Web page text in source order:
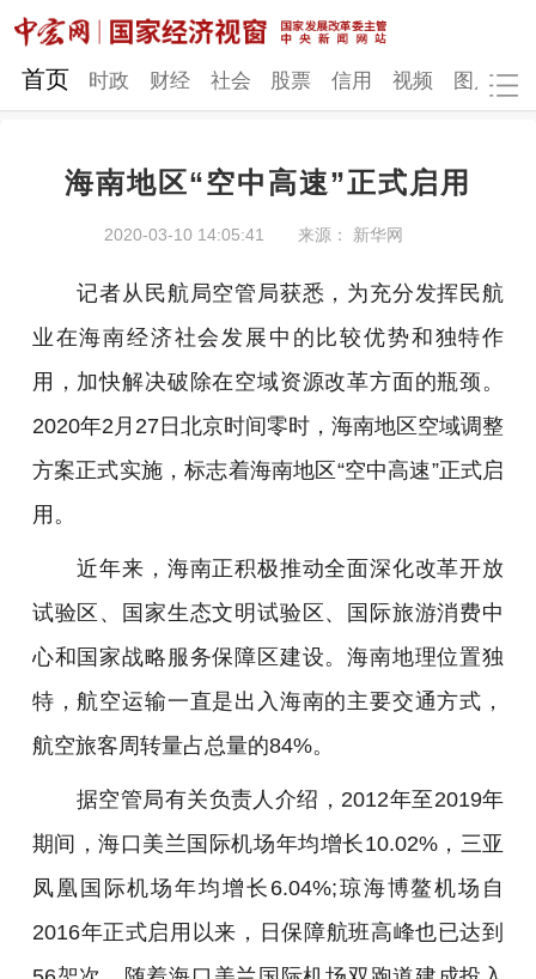
网站地图
地方发展
首页 时政 财经 社会 股票 信用 视频 图片
海南地区“空中高速”正式启用
2020-03-10 14:05:41 来源： 新华网
记者从民航局空管局获悉，为充分发挥民航
业在海南经济社会发展中的比较优势和独特作
用，加快解决破除在空域资源改革方面的瓶颈。
2020年2月27日北京时间零时，海南地区空域调整
方案正式实施，标志着海南地区“空中高速”正式启
用。
近年来，海南正积极推动全面深化改革开放
试验区、国家生态文明试验区、国际旅游消费中
心和国家战略服务保障区建设。海南地理位置独
特，航空运输一直是出入海南的主要交通方式，
航空旅客周转量占总量的84%。
据空管局有关负责人介绍，2012年至2019年
期间，海口美兰国际机场年均增长10.02%，三亚
凤凰国际机场年均增长6.04%;琼海博鳌机场自
2016年正式启用以来，日保障航班高峰也已达到